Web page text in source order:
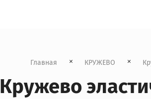
Главная КРУЖЕВО
Кружево